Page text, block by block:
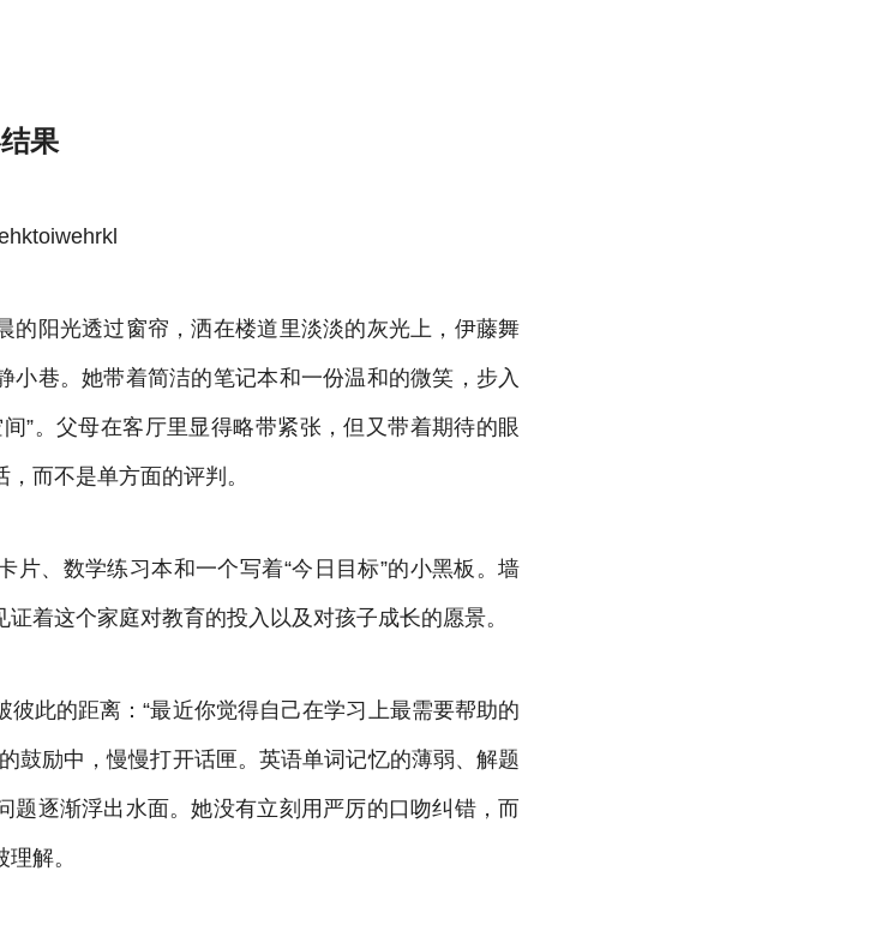
果
的阳光透过窗帘，洒在楼道里淡淡的灰光上，伊藤舞
小巷。她带着简洁的笔记本和一份温和的微笑，步入
”。父母在客厅里显得略带紧张，但又带着期待的眼
而不是单方面的评判。
片、数学练习本和一个写着“今日目标”的小黑板。墙
着这个家庭对教育的投入以及对孩子成长的愿景。
此的距离：“最近你觉得自己在学习上最需要帮助的
鼓励中，慢慢打开话匣。英语单词记忆的薄弱、解题
题逐渐浮出水面。她没有立刻用严厉的口吻纠错，而
解。